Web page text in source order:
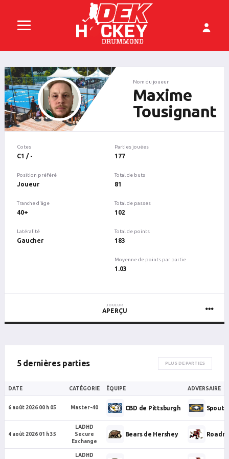
Nom du joueur
Maxime
Tousignant
Cotes
C1 / -
Position préféré
Joueur
Tranche d'âge
40+
Latéralité
Gaucher
Parties jouées
177
Total de buts
81
Total de passes
102
Total de points
183
Moyenne de points par partie
1.03
JOUEUR
APERÇU
5 dernières parties PLUS DE PARTIES
DATE CATÉGORIE ÉQUIPE ADVERSAIRE
6 août 2026 00 h 05 Master-40 CBD de Pittsburgh
4 août 2026 01 h 35
LADHD
Secure
Exchange
Bears de Hershey
LADHD